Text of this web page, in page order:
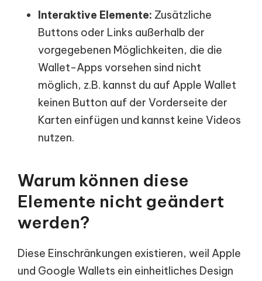
Interaktive Elemente: Zusätzliche
Buttons oder Links außerhalb der
vorgegebenen Möglichkeiten, die die
Wallet-Apps vorsehen sind nicht
möglich, z.B. kannst du auf Apple Wallet
keinen Button auf der Vorderseite der
Karten einfügen und kannst keine Videos
nutzen.
Warum können diese
Elemente nicht geändert
werden?
Diese Einschränkungen existieren, weil Apple
und Google Wallets ein einheitliches Design